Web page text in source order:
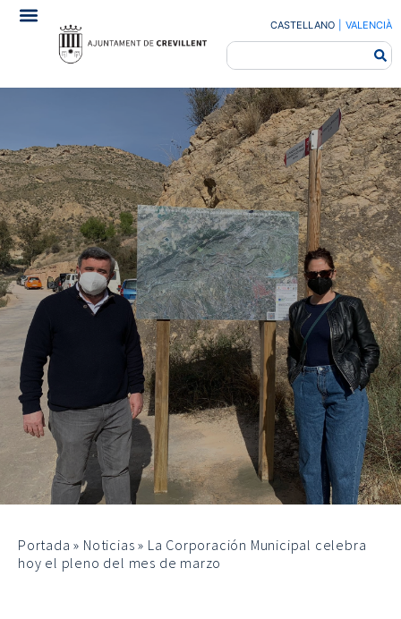
CASTELLANO VALENCIÀ
Portada » Noticias » La Corporación Municipal celebra
hoy el pleno del mes de marzo